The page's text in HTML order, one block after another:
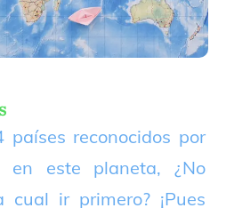
países reconocidos por
en este planeta, ¿No
cual ir primero? ¡Pues